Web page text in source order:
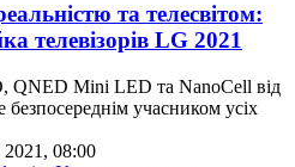
та телесвітом:
телевізорів LG 2021
QNED Mini LED та NanoCell від
учасником усіх
2021, 08:00